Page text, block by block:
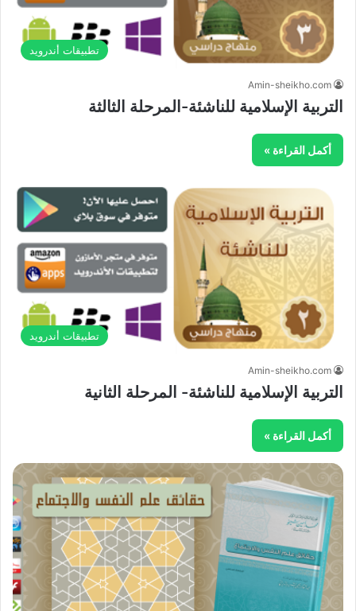
تطبيقات أندرويد
Amin-sheikho.com
التربية الإسلامية للناشئة-المرحلة الثالثة
أكمل القراءة »
تطبيقات أندرويد
Amin-sheikho.com
التربية الإسلامية للناشئة- المرحلة الثانية
أكمل القراءة »